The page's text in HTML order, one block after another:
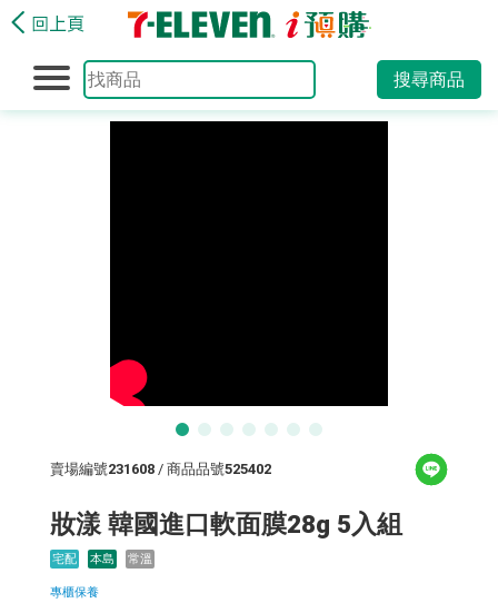
搜尋商品
賣場編號231608 / 商品品號525402
妝漾 韓國進口軟面膜28g 5入組
宅配 本島 常溫
專櫃保養